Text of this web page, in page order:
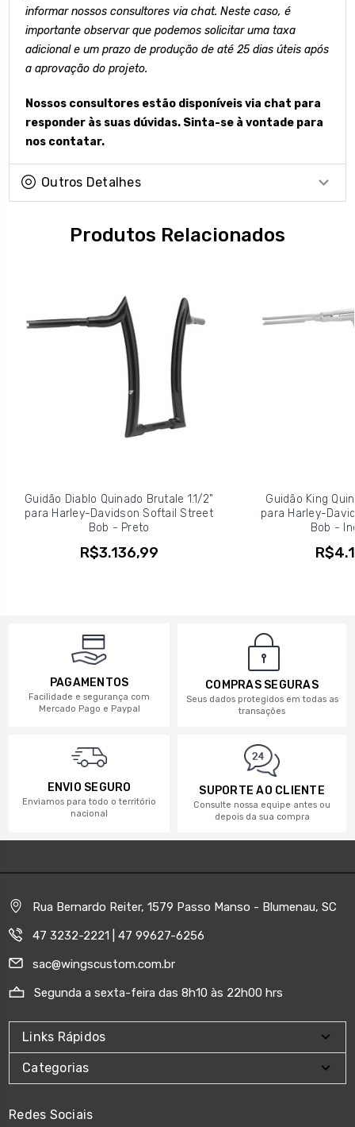
informar nossos consultores via chat. Neste caso, é
importante observar que podemos solicitar uma taxa
adicional e um prazo de produção de até 25 dias úteis após
a aprovação do projeto.
Nossos consultores estão disponíveis via chat para
responder às suas dúvidas. Sinta-se à vontade para
nos contatar.
Outros Detalhes
Produtos Relacionados
Guidão Diablo Quinado Brutale 1.1/2"
para Harley-Davidson Softail Street
Bob - Preto
R$3.136,99
Guidão King
para Harley-
Bob -
PAGAMENTOS
Facilidade e segurança com
Mercado Pago e Paypal
COMPRAS SEGURAS
Seus dados protegidos em todas as
transações
ENVIO SEGURO
Enviamos para todo o território
nacional
SUPORTE AO CLIENTE
Consulte nossa equipe antes ou
depois da sua compra
Rua Bernardo Reiter, 1579 Passo Manso - Blumenau, SC
47 3232-2221 | 47 99627-6256
sac@wingscustom.com.br
Segunda a sexta-feira das 8h10 às 22h00 hrs
Links Rápidos
Categorias
Redes Sociais